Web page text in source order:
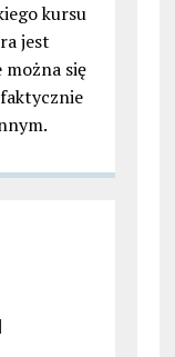
kursu
jest
się